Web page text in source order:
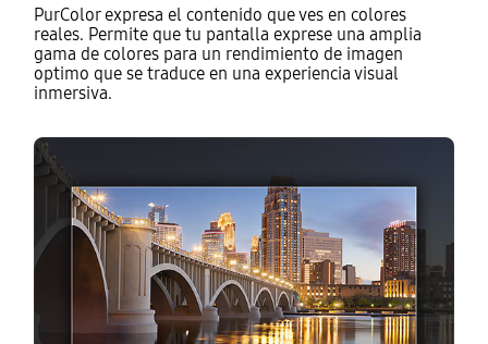
PurColor expresa el contenido que ves en colores
reales. Permite que tu pantalla exprese una amplia
gama de colores para un rendimiento de imagen
optimo que se traduce en una experiencia visual
inmersiva.